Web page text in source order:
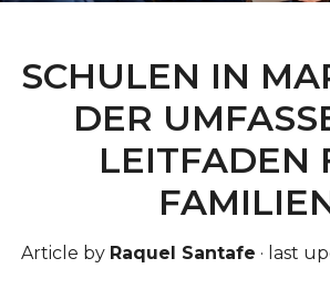
SCHULEN IN
DER
LEITFADEN
Article by Raquel Santafe · last